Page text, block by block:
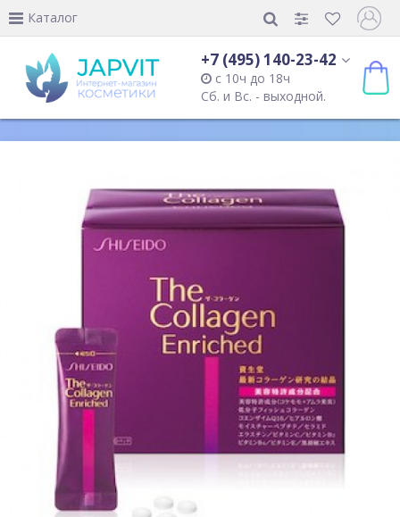
Каталог
+7 (495) 140-23-42
с 10ч до 18ч
Сб. и Вс. - выходной.